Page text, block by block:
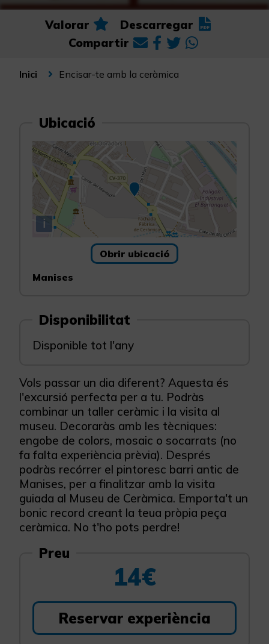
Valorar
Descarregar
Compartir
Inici Encisar-te amb la ceràmica
Ubicació
i
Obrir ubicació
Manises
Disponibilitat
Disponible tot l'any
Vols passar un dia diferent? Aquesta és
l'excursió perfecta per a tu. Podràs
combinar un taller ceràmic i la visita al
museu. Decoraràs amb les tècniques:
engobe de colors, mosaic o socarrats (no
fa falta experiència prèvia). Després
podràs recórrer el pintoresc barri antic de
Manises, per a finalitzar amb la visita
guiada al Museu de Ceràmica. Emporta't un
bonic record creant la teua pròpia peça
ceràmica. No t'ho pots perdre!
Preu
14€
Reservar experiència